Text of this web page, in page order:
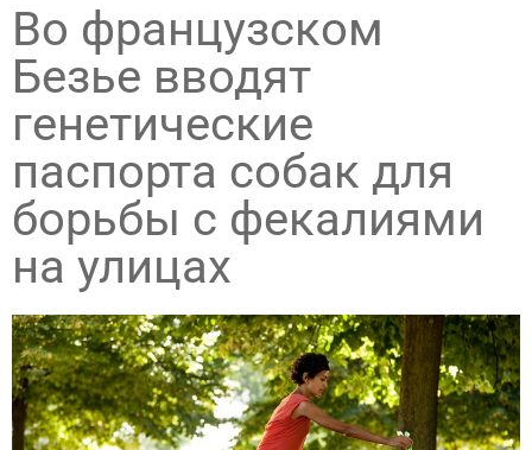
Во французском
Безье вводят
генетические
паспорта собак для
борьбы с фекалиями
на улицах